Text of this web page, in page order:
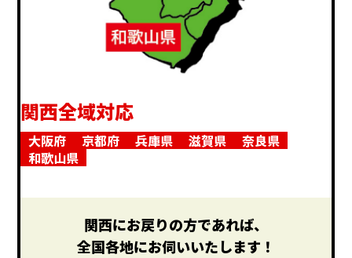
関西全域対応
大阪府 京都府 兵庫県 滋賀県
奈良県
和歌山県
関西にお戻りの方であれば、
全国各地にお伺いいたします！